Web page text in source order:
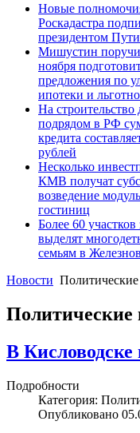
Новые
Роскадастра
президентом
Мишустин
ноября
предложения по
ипотеки и
На строительство
подрядом в РФ
кредита
рублей
Несколько
КМВ получат
возведение
гостиниц
Более 60 участков
выделят
семьям в
Новости
Политические
В
Подробности
Категория:
Опубликовано